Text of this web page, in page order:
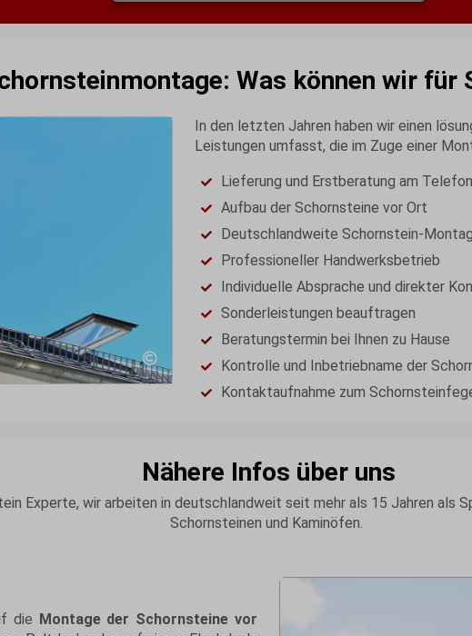
Was können wir für
In den letzten Jahren haben wir einen
Leistungen umfasst, die im Zuge einer
Lieferung und Erstberatung am Telefon
Aufbau der Schornsteine vor Ort
Deutschlandweite Schornstein-
Professioneller Handwerksbetrieb
Individuelle Absprache und direkter
Sonderleistungen beauftragen
Beratungstermin bei Ihnen zu Hause
Kontrolle und Inbetriebname der
Kontaktaufnahme zum
Nähere Infos über uns
Experte, wir arbeiten in deutschlandweit seit mehr als 15 Jahren als
Schornsteinen und Kaminöfen.
die Montage der Schornsteine vor